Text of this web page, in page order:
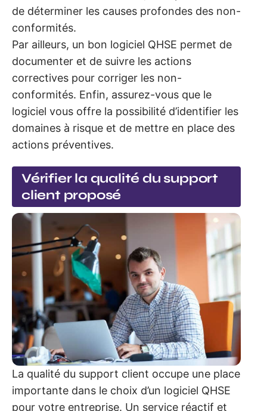
de déterminer les causes profondes des non-
conformités.
Par ailleurs, un bon logiciel QHSE permet de
documenter et de suivre les actions
correctives pour corriger les non-
conformités. Enfin, assurez-vous que le
logiciel vous offre la possibilité d’identifier les
domaines à risque et de mettre en place des
actions préventives.
Vérifier la qualité du support
client proposé
La qualité du support client occupe une place
importante dans le choix d’un logiciel QHSE
pour votre entreprise. Un service réactif et